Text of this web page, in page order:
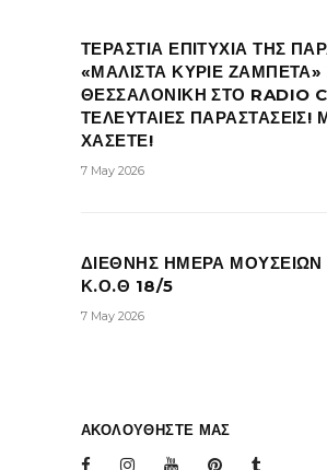
ΤΕΡΑΣΤΙΑ ΕΠΙΤΥΧΙΑ ΤΗΣ
«ΜΑΛΙΣΤΑ ΚΥΡΙΕ ΖΑΜΠΕΤΑ»
ΘΕΣΣΑΛΟΝΙΚΗ ΣΤΟ RADIO
ΤΕΛΕΥΤΑΙΕΣ ΠΑΡΑΣΤΑΣΕΙΣ!
ΧΑΣΕΤΕ!
7 May 2026
ΔΙΕΘΝΗΣ ΗΜΕΡΑ ΜΟΥΣΕΙΩΝ
Κ.Ο.Θ 18/5
7 May 2026
ΑΚΟΛΟΥΘΗΣΤΕ ΜΑΣ